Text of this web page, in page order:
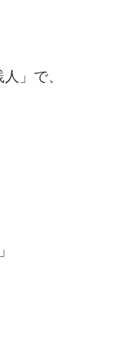
」で、